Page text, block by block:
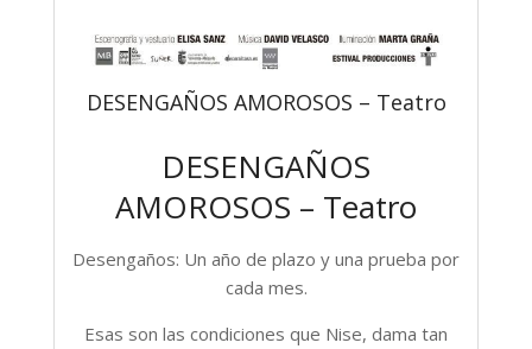
DESENGAÑOS AMOROSOS – Teatro
DESENGAÑOS
AMOROSOS – Teatro
Desengaños: Un año de plazo y una prueba por
cada mes.
Esas son las condiciones que Nise, dama tan